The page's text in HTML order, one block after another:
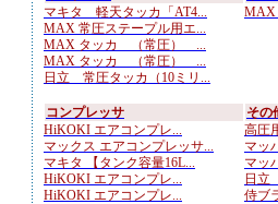
マキタ 軽天タッカ「AT4...
MAX 常圧ステープル用エ...
MAX タッカ （常圧） ...
MAX タッカ （常圧） ...
日立 常圧タッカ（10ミリ...
MAX
コンプレッサ
HiKOKI エアコンプレ...
マックス エアコンプレッサ...
マキタ 【タンク容量16L...
HiKOKI エアコンプレ...
HiKOKI エアコンプレ...
その
高圧
マッ
マッ
日立
侍ブ